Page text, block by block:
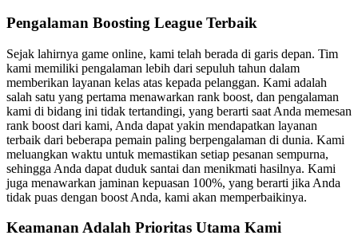
Pengalaman Boosting League Terbaik
Sejak lahirnya game online, kami telah berada di garis depan. Tim
kami memiliki pengalaman lebih dari sepuluh tahun dalam
memberikan layanan kelas atas kepada pelanggan. Kami adalah
salah satu yang pertama menawarkan rank boost, dan pengalaman
kami di bidang ini tidak tertandingi, yang berarti saat Anda memesan
rank boost dari kami, Anda dapat yakin mendapatkan layanan
terbaik dari beberapa pemain paling berpengalaman di dunia. Kami
meluangkan waktu untuk memastikan setiap pesanan sempurna,
sehingga Anda dapat duduk santai dan menikmati hasilnya. Kami
juga menawarkan jaminan kepuasan 100%, yang berarti jika Anda
tidak puas dengan boost Anda, kami akan memperbaikinya.
Keamanan Adalah Prioritas Utama Kami